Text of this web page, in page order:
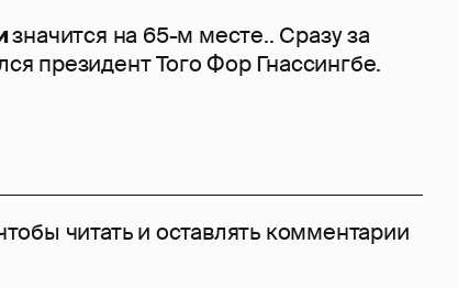
значится на 65-м месте.. Сразу за
президент Того Фор Гнассингбе.
читать и оставлять комментарии